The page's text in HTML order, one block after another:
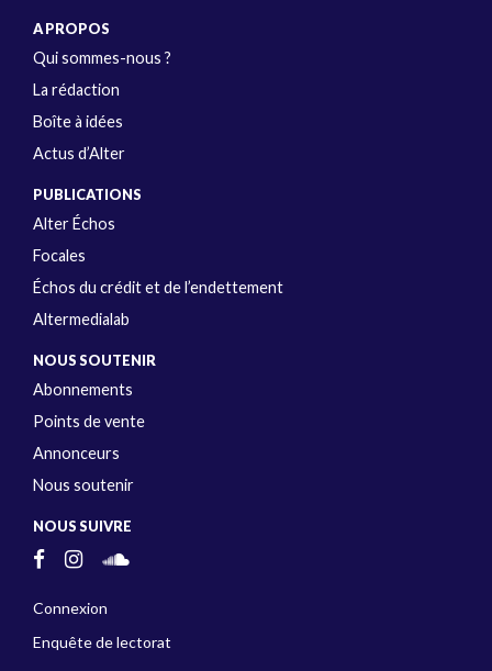
A PROPOS
Qui sommes-nous ?
La rédaction
Boîte à idées
Actus d’Alter
PUBLICATIONS
Alter Échos
Focales
Échos du crédit et de l’endettement
Altermedialab
NOUS SOUTENIR
Abonnements
Points de vente
Annonceurs
Nous soutenir
NOUS SUIVRE
Connexion
Enquête de lectorat